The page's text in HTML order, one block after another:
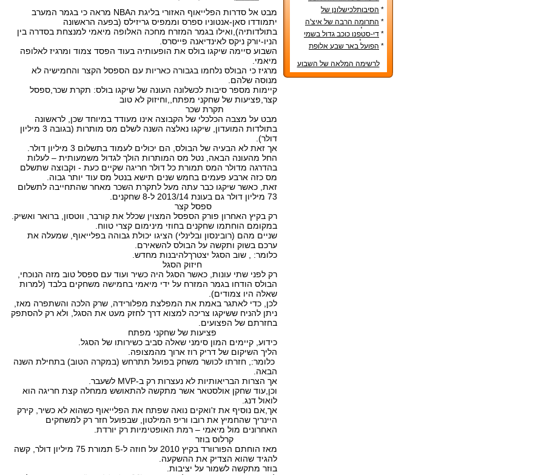
האמריקני
* הסיבותלכישלונן של
הנבחרות הסקנדינביות
* התרומה הרבה של איצ'ה
מנחם לקידום ענף הספורט
* די-סטפנו כוכב גדול בשמי
הכדורגל האירופי
* הפועל באר שבע אלופת
לרשימה המלאה של השבוע
מבט אל סדרות הפלייאוף האזורי בליגת הNBA מראה כי בגמר המערב
יתמודדו סאן-אנטוניו ספרס וממפיס גריזילס (בפעה הראשונה
בתולדותיה),ואילו בגמר המזרח מחכה האלופה מיאמי למנצחת בסדרה בין
הניו-יורק ניקס לאינדיאנה פייסרס.
השבוע סיימה שיקגו בולס את הופעותיה בעוד הפסד צמוד ומרגיז לאלופה
מיאמי.
מרגיז כי הבולס נלחמו בגבורה כאריות עם הספסל הקצר והחמישיה לא
מנוסה שלהם.
קיימות מספר סיבות לכשלונה העונה של שיקגו בולס: תקרת שכר,ספסל
קצר,פציעות של שחקני מפתח,,וחיזוק לא טוב
תקרת שכר
מבט על מצבה הכלכלי של הקבוצה אינו מעודד במיוחד שכן, לראשונה
בתולדות המועדון, שיקגו נאלצה השנה לשלם מס מותרות (בגובה 3 מיליון
דולר).
אך זאת לא הבעיה של הבולס, הם יכולים לעמוד בתשלום 3 מיליון דולר.
החל מהעונה הבאה, נטל מס המותרות הולך לגדול משמעותית – לעלות
בהדרגה מדולר המס תמורת כל דולר חריגה שקיים כעת - וקבוצה שתשלם
מס כזה ארבע פעמים בחמש שנים תישא בנטל מס עוד יותר גבוה.
זאת, כאשר שיקגו כבר עתה מעל לתקרת השכר מאחר שהתחייבה לתשלום
73 מיליון דולר גם בעונת 2013/14 ל-8 שחקנים.
ספסל קצר
רק בקיץ האחרון פורק הספסל המצוין שכלל את קורבר, ווטסון, ברואר ואשיק.
במקומם הוחתמו שחקנים בחוזי מינימום קצרי טווח.
שניים מהם (רובינסון ובלינלי) הציגו יכולת גבוהה בפלייאוף, שמעלה את
ערכם בשוק ותקשה על הבולס להשאירם.
כלומר: , שוב הסגל יצטרךלהיבנות מחדש.
חיזוק הסגל
רק לפני שתי עונות, כאשר הסגל היה כשיר ועוד עם ספסל טוב מזה הנוכחי,
הבולס הודחו בגמר המזרח על ידי מיאמי בחמישה משחקים בלבד (למרות
שאלה היו צמודים).
לכן, כדי לאתגר באמת את המפלצת מפלורידה, שרק הלכה והשתפרה מאז,
ניתן להניח ששיקגו צריכה למצוא דרך לחזק מעט את הסגל, ולא רק להסתפק
בחזרתם של הפצועים.
פציעות של שחקני מפתח
כידוע, קיימים המון סימני שאלה סביב כשירותו של הסגל.
הליך השיקום של דריק רוז ארוך מהמצופה.
כלומר:, חזרתו לכושר משחק בפועל תתרחש (במקרה הטוב) בתחילת השנה
הבאה.
אך הצרות הבריאותיות לא נעצרות רק ב-MVP לשעבר.
וכן,עוד שחקן אולסטאר אשר מתקשה להתאושש ממחלה קצת חריגה הוא
לואול דנג.
אך,אם נוסיף את ז'ואקים נואה שפתח את הפלייאוף כשהוא לא כשיר, קירק
היינריך שהחמיץ את רובו וריפ המילטון, שבפועל חזר רק למשחקים
האחרונים מול מיאמי – רמת האופטימיות רק יורדת.
קרלוס בוזר
מאז הוחתם הפורוורד בקיץ 2010 על חוזה ל-5 תמורת 75 מיליון דולר, קשה
להגיד שהוא הצדיק את ההשקעה.
בוזר מתקשה לשמור על יציבות.